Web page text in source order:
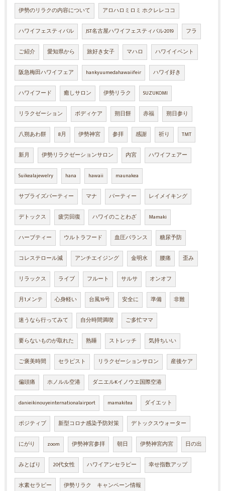
伊勢のリラクの内容について アロハロミロミ ホクレレココ
ハワイフェスティバル JST名古屋ハワイフェスティバル2019 フラ
ご紹介 愛知県から 旅好き女子 マハロ ハワイイベント
阪急梅田ハワイフェア hankyuumedahawaiifeir ハワイ好き
ハワイフード 癒しサロン 伊勢リラク SUZUKOMI
リラクゼーション ボディケア 朔日餅 赤福 朔日参り
八朔あわ餅 8月 伊勢神宮 参拝 感謝 祈り TMT
新月 伊勢リラクゼーションサロン 内宮 ハワイフェアー
Suikealajewelry hana hawaii maunakea
サプライズパーティー マナ パーティー レイメイキング
デトックス 疲労回復 ハワイのことわざ Mamaki
ハーブティー ウルトラフード 血圧バランス 糖尿予防
コレステロール減 アンチエイジング 金明水 腰痛 歪み
リラックス ライブ フルート サルサ オンオフ
月1メンテ 心身軽い 台風19号 安全に 準備 非難
迷うなら行ってみて 自分時間満喫 ご多忙ママ
要らないものが取れた 熟睡 ストレッチ 気持ちいい
ご褒美時間 セラピスト リラクゼーションサロン 産後ケア
偏頭痛 ホノルル空港 ダニエルKイノウエ国際空港
danieikinouyeinternationalairport mamakitea ダイエット
ポジティブ 新型コロナ感染予防対策 デトックスウォーター
にがり zoom 伊勢神宮参拝 朝日 伊勢神宮内宮 日の出
みとばり 20代女性 ハワイアンセラピー 幸せ指数アップ
水素セラピー 伊勢リラク キャンペーン情報